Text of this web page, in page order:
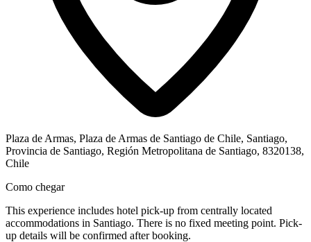
Plaza de Armas, Plaza de Armas de Santiago de Chile, Santiago,
Provincia de Santiago, Región Metropolitana de Santiago, 8320138,
Chile
Como chegar
This experience includes hotel pick-up from centrally located
accommodations in Santiago. There is no fixed meeting point. Pick-
up details will be confirmed after booking.